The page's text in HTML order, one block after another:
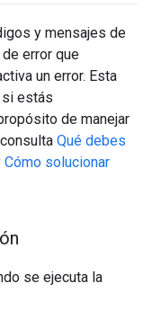
y mensajes de
error que
un error. Esta
si estás
de manejar
Qué debes
Cómo solucionar
se ejecuta la